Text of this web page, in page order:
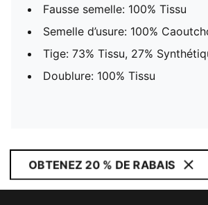
Fausse semelle: 100% Tissu
Semelle d’usure: 100%
Tige: 73% Tissu, 27%
Doublure: 100% Tissu
OBTENEZ 20 % DE RABAIS